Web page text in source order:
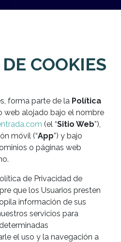
COOKIES
forma parte de la Política
web alojado bajo el nombre
(el “Sitio Web”),
móvil (“App”) y bajo
o páginas web
de Privacidad de
que los Usuarios presten
información de sus
servicios para
el uso y la navegación a